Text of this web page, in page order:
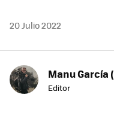
20 Julio 2022
Manu García
Editor